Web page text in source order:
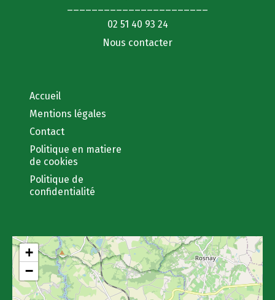
02 51 40 93 24
Nous contacter
Accueil
Mentions légales
Contact
Politique en matiere
de cookies
Politique de
confidentialité
+
−